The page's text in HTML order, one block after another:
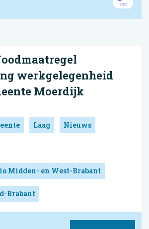
werkgelegenheid
Moerdijk
Laag Nieuws
Midden- en West-Brabant
Brabant